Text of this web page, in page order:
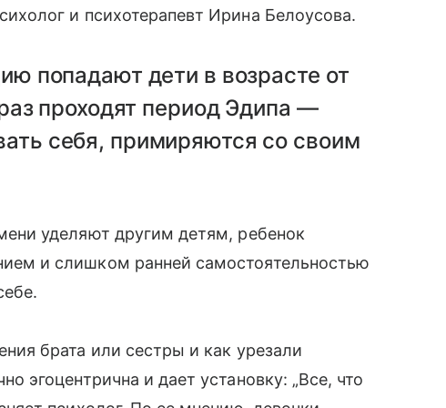
и психотерапевт Ирина Белоусова.
попадают дети в возрасте от
проходят период Эдипа —
себя, примиряются со своим
уделяют другим детям, ребенок
и слишком ранней самостоятельностью
брата или сестры и как урезали
эгоцентрична и дает установку: „Все, что